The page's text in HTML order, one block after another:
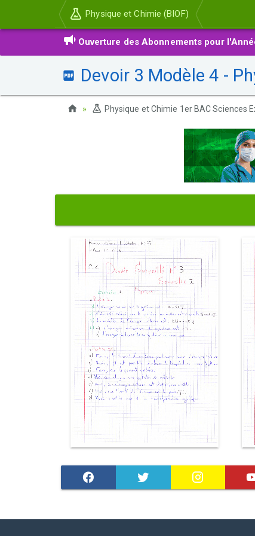
Physique et Chimie (BIOF)
Ouverture des Abonnements pour
Devoir 3 Modèle 4 -
Physique et Chimie 1er BAC Sciences